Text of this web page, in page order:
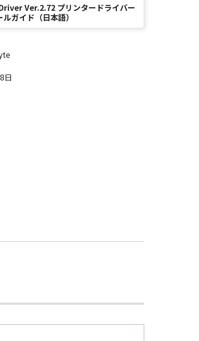
Ver.2.72 プリンタードライバー
ガイド（日本語）
日